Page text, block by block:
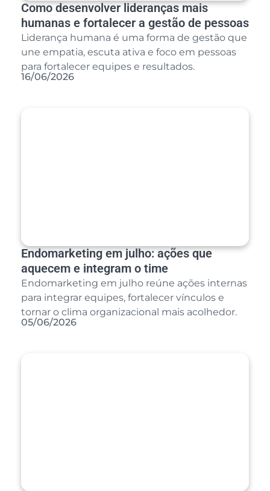
Como desenvolver lideranças mais
humanas e fortalecer a gestão de pessoas
Liderança humana é uma forma de gestão que
une empatia, escuta ativa e foco em pessoas
para fortalecer equipes e resultados.
16/06/2026
Endomarketing em julho: ações que
aquecem e integram o time
Endomarketing em julho reúne ações internas
para integrar equipes, fortalecer vínculos e
tornar o clima organizacional mais acolhedor.
05/06/2026